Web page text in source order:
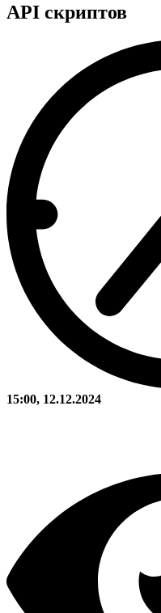
API скриптов
15:00, 12.12.2024